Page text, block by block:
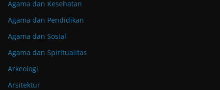
Agama dan Kesehatan
Agama dan Pendidikan
Agama dan Sosial
Agama dan Spiritualitas
Arkeologi
Arsitektur